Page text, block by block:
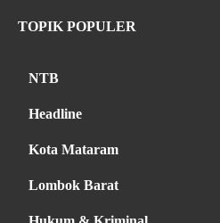
TOPIK POPULER
NTB
Headline
Kota Mataram
Lombok Barat